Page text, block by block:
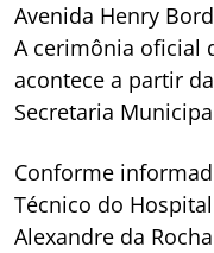
Avenida Henry
A cerimônia oficial
acontece a partir
Secretaria
Conforme
Técnico do
Alexandre da